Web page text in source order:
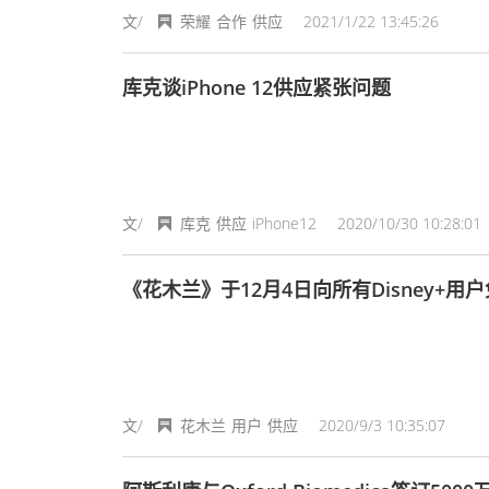
文/ 2021/1/22 13:45:26
荣耀 合作 供应
库克谈iPhone 12供应紧张问题
文/ 2020/10/30 10:28:01
库克 供应 iPhone12
《花木兰》于12月4日向所有Disney+用
文/ 2020/9/3 10:35:07
花木兰 用户 供应